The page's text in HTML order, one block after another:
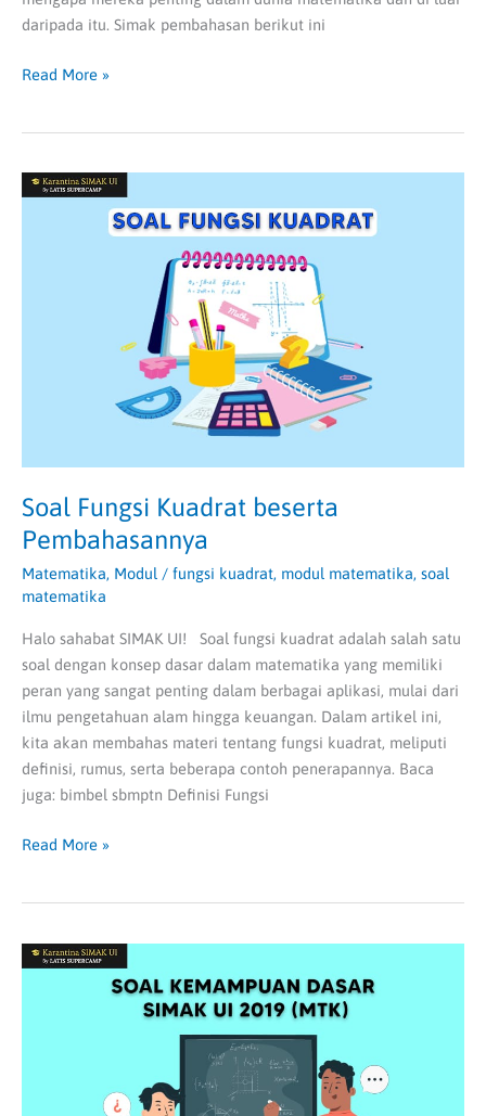
daripada itu. Simak pembahasan berikut ini
Read More »
Soal Fungsi Kuadrat beserta
Pembahasannya
Matematika, Modul / fungsi kuadrat, modul matematika, soal
matematika
Halo sahabat SIMAK UI! Soal fungsi kuadrat adalah salah satu
soal dengan konsep dasar dalam matematika yang memiliki
peran yang sangat penting dalam berbagai aplikasi, mulai dari
ilmu pengetahuan alam hingga keuangan. Dalam artikel ini,
kita akan membahas materi tentang fungsi kuadrat, meliputi
definisi, rumus, serta beberapa contoh penerapannya. Baca
juga: bimbel sbmptn Definisi Fungsi
Soal
Read More »
Soal